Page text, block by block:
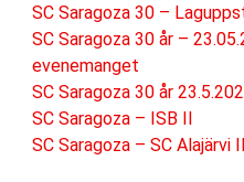
SC Saragoza 30 –
SC Saragoza 30 år –
evenemanget
SC Saragoza 30 år
SC Saragoza – ISB II
SC Saragoza – SC Alajärvi II